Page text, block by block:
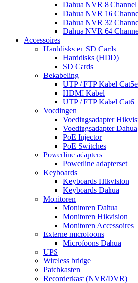
Dahua NVR 8 Channel
Dahua NVR 16
Dahua NVR 32
Dahua NVR 64
Accessoires
Harddisks en SD Cards
Harddisks (HDD)
SD Cards
Bekabeling
UTP / FTP Kabel Cat5e
HDMI Kabel
UTP / FTP Kabel Cat6
Voedingen
Voedingsadapter
Voedingsadapter Dahua
PoE Injector
PoE Switches
Powerline adapters
Powerline adapterset
Keyboards
Keyboards Hikvision
Keyboards Dahua
Monitoren
Monitoren Dahua
Monitoren Hikvision
Monitoren Accessoires
Externe microfoons
Microfoons Dahua
UPS
Wireless bridge
Patchkasten
Recorderkast (NVR/DVR)